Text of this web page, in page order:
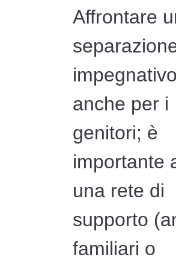
Affrontare
impegnativo
anche per i
genitori; è
importante
una rete di
supporto
familiari o